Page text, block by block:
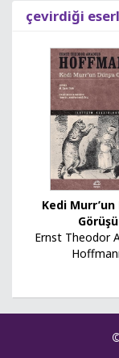
çevirdiği
Kedi Murr’un
Görüşü
Ernst Theodor